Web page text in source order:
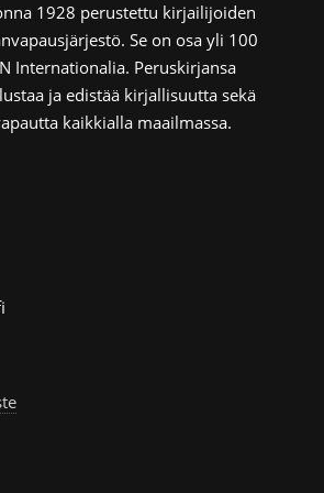
1928 perustettu kirjailijoiden
Se on osa yli 100
Internationalia. Peruskirjansa
ja edistää kirjallisuutta sekä
kaikkialla maailmassa.